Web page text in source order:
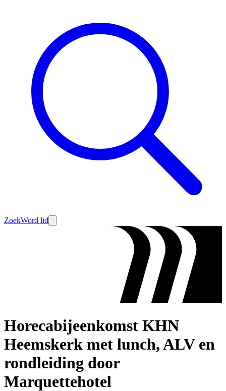
ZoekWord lid
Horecabijeenkomst KHN
Heemskerk met lunch, ALV en
rondleiding door
Marquettehotel